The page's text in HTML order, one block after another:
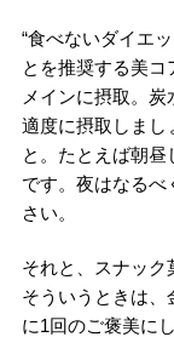
“食べないダイエ
とを推奨する美
メインに摂取。炭
適度に摂取しまし
と。たとえば朝
です。夜はなるべ
さい。
それと、スナック
そういうときは、
に1回のご褒美に